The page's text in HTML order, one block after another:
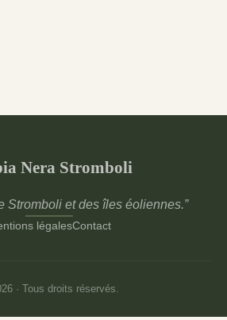
Nera Stromboli
Stromboli et des îles éoliennes.”
légalesContact
· Tous droits réservés.